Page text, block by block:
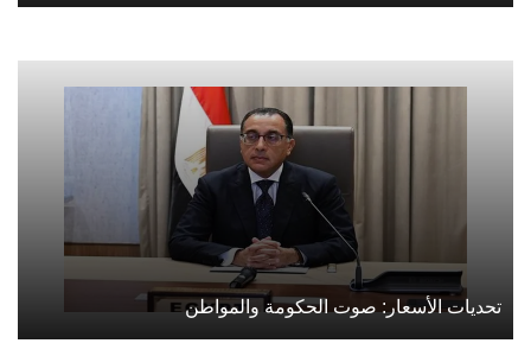
تحديات الأسعار: صوت الحكومة والمواطن